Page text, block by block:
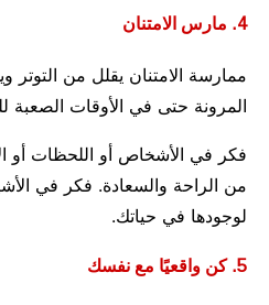
4. مارس الامتنان
ممارسة الامتنان يقلل من التوتر
المرونة حتى في الأوقات الصعبة
فكر في الأشخاص أو اللحظات أو
من الراحة والسعادة. فكر في
لوجودها في حياتك.
5. كن واقعيًا مع نفسك